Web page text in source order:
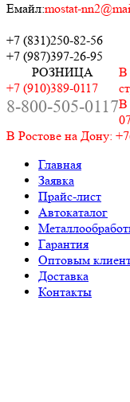
Емайл:mostat-
+7 (831)250-82-56
+7 (987)397-26-95
РОЗНИЦА
+7 (910)389-0117
8-800-505-0117
В
В
В Ростове на Дону:
Главная
Заявка
Прайс-лист
Автокаталог
Гарантия
Оптовым
Доставка
Контакты